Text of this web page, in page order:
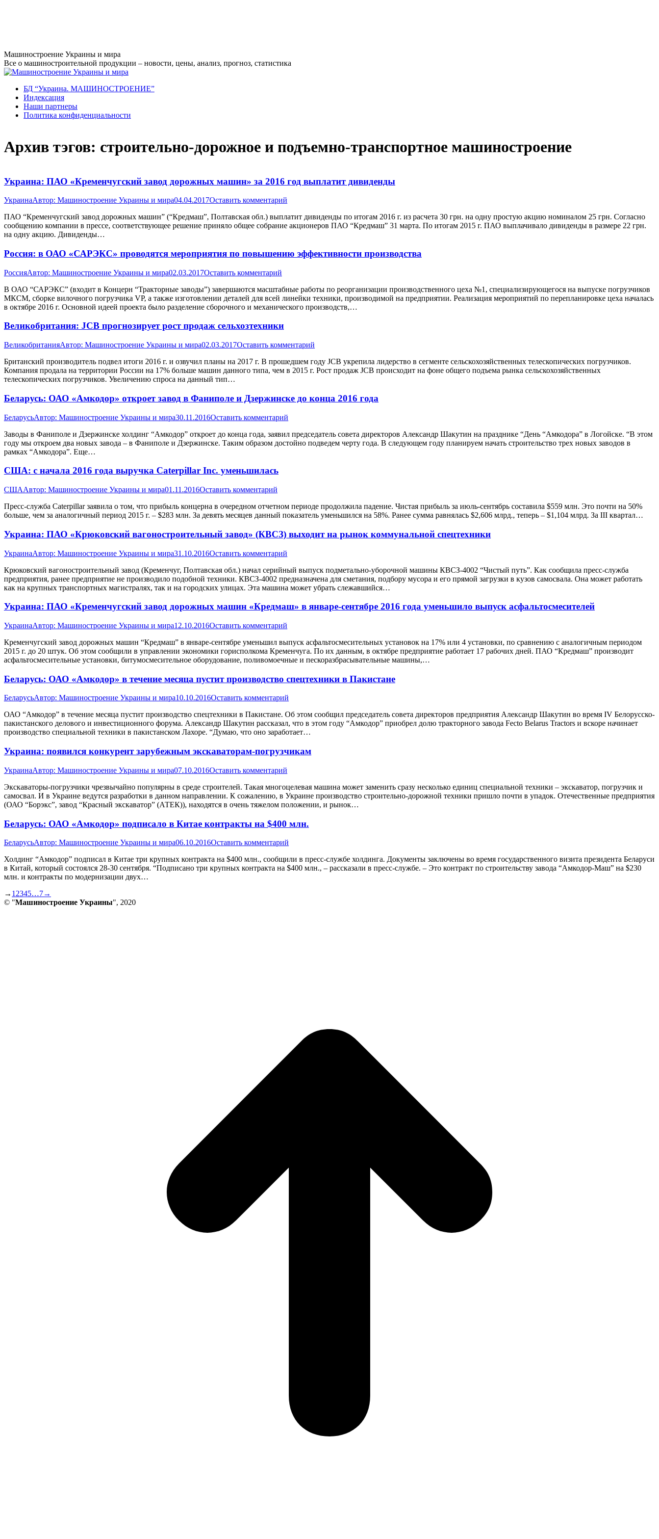
Перейти
к
содержанию
Машиностроение Украины и мира
Все о машиностроительной продукции – новости, цены, анализ, прогноз, статистика
БД “Украина. МАШИНОСТРОЕНИЕ”
Индекcация
Наши партнеры
Политика конфиденциальности
Архив тэгов: строительно-дорожное и подъемно-транспортное машиностроение
Украина: ПАО «Кременчугский завод дорожных машин» за 2016 год выплатит дивиденды
УкраинаАвтор: Машиностроение Украины и мира04.04.2017Оставить комментарий
ПАО “Кременчугский завод дорожных машин” (“Кредмаш”, Полтавская обл.) выплатит дивиденды по итогам 2016 г. из расчета 30 грн. на одну простую акцию номиналом 25 грн. Согласно
сообщению компании в прессе, соответствующее решение приняло общее собрание акционеров ПАО “Кредмаш” 31 марта. По итогам 2015 г. ПАО выплачивало дивиденды в размере 22 грн.
на одну акцию. Дивиденды…
Россия: в ОАО «САРЭКС» проводятся мероприятия по повышению эффективности производства
РоссияАвтор: Машиностроение Украины и мира02.03.2017Оставить комментарий
В ОАО “САРЭКС” (входит в Концерн “Тракторные заводы”) завершаются масштабные работы по реорганизации производственного цеха №1, специализирующегося на выпуске погрузчиков
МКСМ, сборке вилочного погрузчика VP, а также изготовлении деталей для всей линейки техники, производимой на предприятии. Реализация мероприятий по перепланировке цеха началась
в октябре 2016 г. Основной идеей проекта было разделение сборочного и механического производств,…
Великобритания: JCB прогнозирует рост продаж сельхозтехники
ВеликобританияАвтор: Машиностроение Украины и мира02.03.2017Оставить комментарий
Британский производитель подвел итоги 2016 г. и озвучил планы на 2017 г. В прошедшем году JCB укрепила лидерство в сегменте сельскохозяйственных телескопических погрузчиков.
Компания продала на территории России на 17% больше машин данного типа, чем в 2015 г. Рост продаж JCB происходит на фоне общего подъема рынка сельскохозяйственных
телескопических погрузчиков. Увеличению спроса на данный тип…
Беларусь: ОАО «Амкодор» откроет завод в Фаниполе и Дзержинске до конца 2016 года
БеларусьАвтор: Машиностроение Украины и мира30.11.2016Оставить комментарий
Заводы в Фаниполе и Дзержинске холдинг “Амкодор” откроет до конца года, заявил председатель совета директоров Александр Шакутин на празднике “День “Амкодора” в Логойске. “В этом
году мы откроем два новых завода – в Фаниполе и Дзержинске. Таким образом достойно подведем черту года. В следующем году планируем начать строительство трех новых заводов в
рамках “Амкодора”. Еще…
США: с начала 2016 года выручка Caterpillar Inc. уменьшилась
СШААвтор: Машиностроение Украины и мира01.11.2016Оставить комментарий
Пресс-служба Caterpillar заявила о том, что прибыль концерна в очередном отчетном периоде продолжила падение. Чистая прибыль за июль-сентябрь составила $559 млн. Это почти на 50%
больше, чем за аналогичный период 2015 г. – $283 млн. За девять месяцев данный показатель уменьшился на 58%. Ранее сумма равнялась $2,606 млрд., теперь – $1,104 млрд. За III квартал…
Украина: ПАО «Крюковский вагоностроительный завод» (КВСЗ) выходит на рынок коммунальной спецтехники
УкраинаАвтор: Машиностроение Украины и мира31.10.2016Оставить комментарий
Крюковский вагоностроительный завод (Кременчуг, Полтавская обл.) начал серийный выпуск подметально-уборочной машины КВСЗ-4002 “Чистый путь”. Как сообщила пресс-служба
предприятия, ранее предприятие не производило подобной техники. КВСЗ-4002 предназначена для сметания, подбору мусора и его прямой загрузки в кузов самосвала. Она может работать
как на крупных транспортных магистралях, так и на городских улицах. Эта машина может убрать слежавшийся…
Украина: ПАО «Кременчугский завод дорожных машин «Кредмаш» в январе-сентябре 2016 года уменьшило выпуск асфальтосмесителей
УкраинаАвтор: Машиностроение Украины и мира12.10.2016Оставить комментарий
Кременчугский завод дорожных машин “Кредмаш” в январе-сентябре уменьшил выпуск асфальтосмесительных установок на 17% или 4 установки, по сравнению с аналогичным периодом
2015 г. до 20 штук. Об этом сообщили в управлении экономики горисполкома Кременчуга. По их данным, в октябре предприятие работает 17 рабочих дней. ПАО “Кредмаш” производит
асфальтосмесительные установки, битумосмесительное оборудование, поливомоечные и пескоразбрасывательные машины,…
Беларусь: ОАО «Амкодор» в течение месяца пустит производство спецтехники в Пакистане
БеларусьАвтор: Машиностроение Украины и мира10.10.2016Оставить комментарий
ОАО “Амкодор” в течение месяца пустит производство спецтехники в Пакистане. Об этом сообщил председатель совета директоров предприятия Александр Шакутин во время IV Белорусско-
пакистанского делового и инвестиционного форума. Александр Шакутин рассказал, что в этом году “Амкодор” приобрел долю тракторного завода Fecto Belarus Tractors и вскоре начинает
производство специальной техники в пакистанском Лахоре. “Думаю, что оно заработает…
Украина: появился конкурент зарубежным экскаваторам-погрузчикам
УкраинаАвтор: Машиностроение Украины и мира07.10.2016Оставить комментарий
Экскаваторы-погрузчики чрезвычайно популярны в среде строителей. Такая многоцелевая машина может заменить сразу несколько единиц специальной техники – экскаватор, погрузчик и
самосвал. И в Украине ведутся разработки в данном направлении. К сожалению, в Украине производство строительно-дорожной техники пришло почти в упадок. Отечественные предприятия
(ОАО “Борэкс”, завод “Красный экскаватор” (АТЕК)), находятся в очень тяжелом положении, и рынок…
Беларусь: ОАО «Амкодор» подписало в Китае контракты на $400 млн.
БеларусьАвтор: Машиностроение Украины и мира06.10.2016Оставить комментарий
Холдинг “Амкодор” подписал в Китае три крупных контракта на $400 млн., сообщили в пресс-службе холдинга. Документы заключены во время государственного визита президента Беларуси
в Китай, который состоялся 28-30 сентября. “Подписано три крупных контракта на $400 млн., – рассказали в пресс-службе. – Это контракт по строительству завода “Амкодор-Маш” на $230
млн. и контракты по модернизации двух…
→ 1 2345…7→
© "Машиностроение Украины", 2020